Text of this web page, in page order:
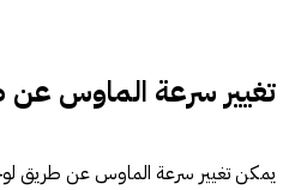
تغيير سرعة الماوس عن
يمكن تغيير سرعة الماوس عن طريق